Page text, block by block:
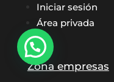
Iniciar sesión
Área privada
Zona empresas